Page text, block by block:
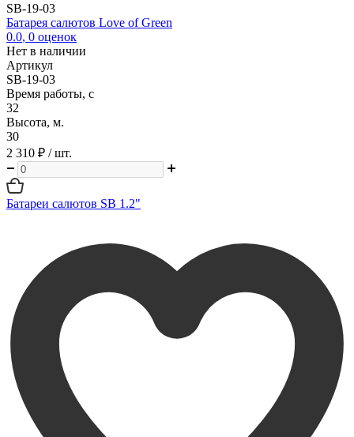
SB-19-03
Батарея салютов Love of Green
0.0, 0 оценок
Нет в наличии
Артикул
SB-19-03
Время работы, с
32
Высота, м.
30
2 310 ₽ / шт.
Батареи салютов SB 1.2"